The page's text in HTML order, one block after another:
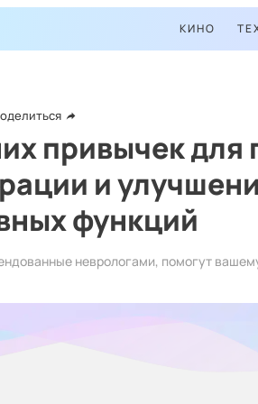
КИНО
привычек
и
функций
неврологами, помогут